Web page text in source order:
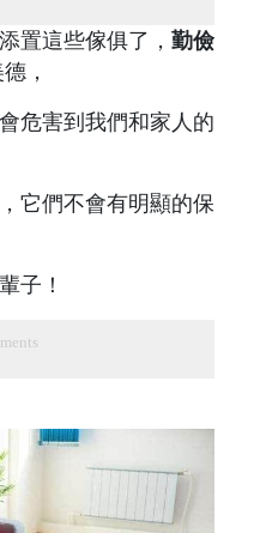
置這些傢俱了， 勤儉
，
危害到我們和家人的
它們不會有明顯的保
子！